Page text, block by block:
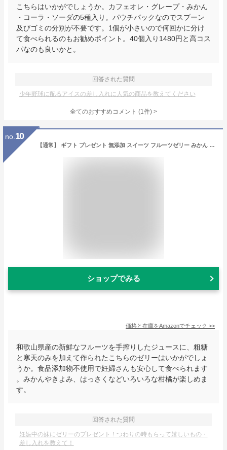
こちらはいかがでしょうか。カフェオレ・グレープ・みかん
・コーラ・ソーダの5種入り。パウチパックなのでスプーン
及びゴミの分別が不要です。1個が小さいので何回かに分け
て食べられるのもお勧めポイント。40個入り1480円と高コス
パなのも良いかと。
回答された質問
少年野球に配るアイスの差し入れに人気の商品を教えてください
全てのおすすめコメント (1件) >
no. 10
【通常】 ギフト プレゼント 無添加 スイーツ フルーツゼリー みかん 詰め合わせ (12個)
ショップでみる
価格と在庫をAmazonでチェック >>
和歌山県産の新鮮なフルーツを手搾りしたジュースに、粗糖
と寒天のみを加えて作られたこちらのゼリーはいかがでしょ
うか。食品添加物不使用で妊婦さんも安心して食べられます
。みかんやきよみ、はっさくなどいろいろな柑橘が楽しめま
す。
回答された質問
妊娠中の妹にゼリーのプレゼント！つわりの時もらって嬉しいもの・
差し入れを教えて！